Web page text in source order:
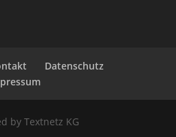
Datenschutz
by Textnetz KG